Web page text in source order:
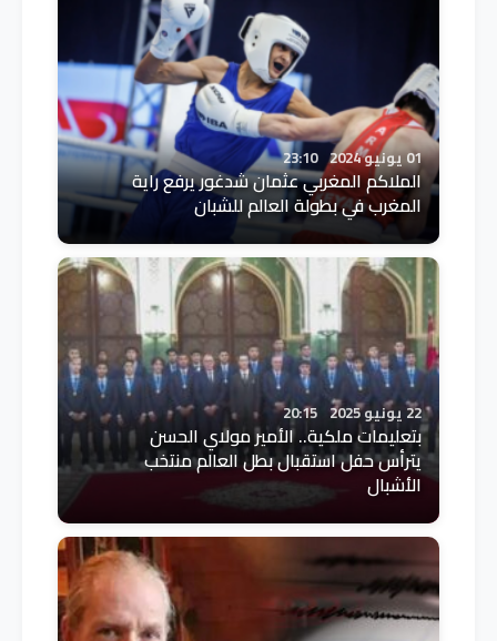
01 يونيو 2024 23:10
الملاكم المغربي عثمان شدغور يرفع راية
المغرب في بطولة العالم للشبان
22 يونيو 2025 20:15
بتعليمات ملكية.. الأمير مولاي الحسن
يترأس حفل استقبال بطل العالم منتخب
الأشبال